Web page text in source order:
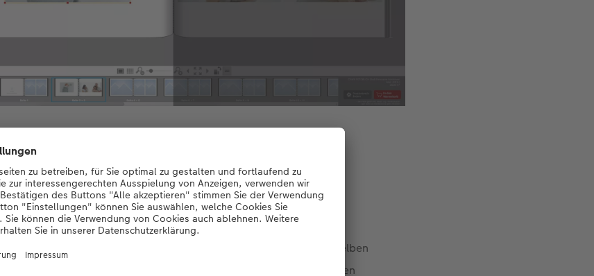
des Fotos lassen sich über die roten Anfasser auf dem gelben
Sie die Aufnahme an den Ecken anklicken und nach innen oder außen